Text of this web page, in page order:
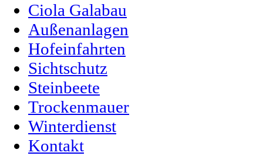
Ciola Galabau
Außenanlagen
Hofeinfahrten
Sichtschutz
Steinbeete
Trockenmauer
Winterdienst
Kontakt